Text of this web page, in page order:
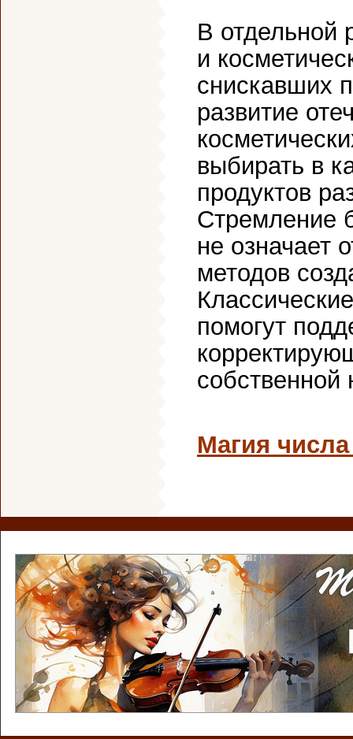
В отдельной
и
снискавших
развитие
выбирать в
продуктов
Стремление
не означает
методов
помогут
собственной
Магия числа